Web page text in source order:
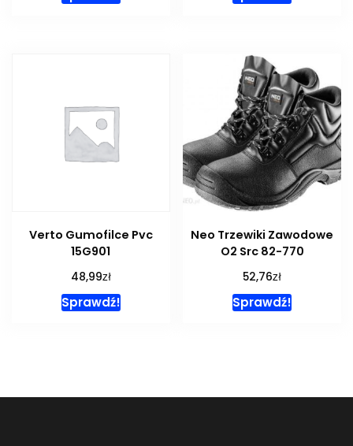
Verto Gumofilce Pvc
15G901
48,99zł
Sprawdź!
Neo Trzewiki Zawodowe
O2 Src 82-770
52,76zł
Sprawdź!